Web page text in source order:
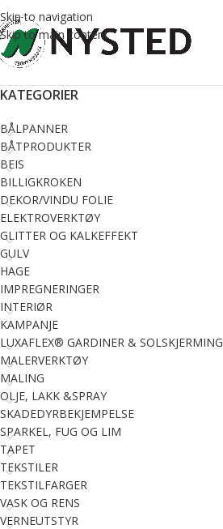
Skip to navigation
Skip to main content
KATEGORIER
BÅLPANNER
BÅTPRODUKTER
BEIS
BILLIGKROKEN
DEKOR/VINDU FOLIE
ELEKTROVERKTØY
GLITTER OG KALKEFFEKT
GULV
HAGE
IMPREGNERINGER
INTERIØR
KAMPANJE
LUXAFLEX® GARDINER & SOLSKJERMING
MALERVERKTØY
MALING
OLJE, LAKK &SPRAY
SKADEDYRBEKJEMPELSE
SPARKEL, FUG OG LIM
TAPET
TEKSTILER
TEKSTILFARGER
VASK OG RENS
VERNEUTSTYR